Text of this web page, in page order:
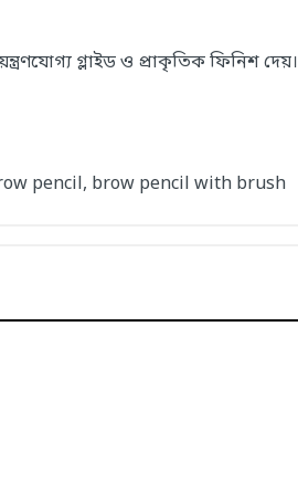
গ্লাইড ও প্রাকৃতিক ফিনিশ দেয়।
pencil, brow pencil with brush